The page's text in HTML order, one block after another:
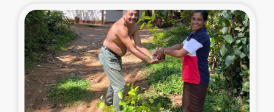
石巻市街地在宅被災者支援
復興応援隊の活動
仮設住宅生活支援・農業復興支援
漁業復興支援